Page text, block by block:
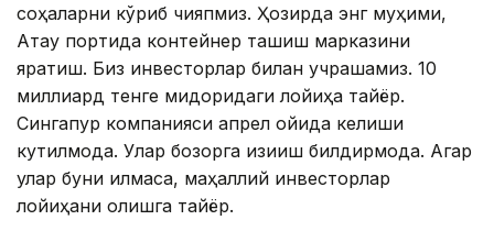
соҳаларни кўриб чиқяпмиз. Ҳозирда энг муҳими,
Ақтау портида контейнер ташиш марказини
яратиш. Биз инвесторлар билан учрашамиз. 10
миллиард тенге миқдоридаги лойиҳа тайёр.
Сингапур компанияси апрел ойида келиши
кутилмоқда. Улар бозорга қизиқиш билдирмоқда. Агар
улар буни қилмаса, маҳаллий инвесторлар
лойиҳани олишга тайёр.